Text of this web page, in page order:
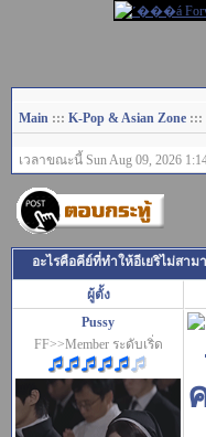
Main ::: K-Pop & Asian Zone :::
เวลาขณะนี้ Sun Aug 09, 2026
อะไรคือคีย์ที่ทำให้อีเยริไม่สา
ผู้ตั้ง
Pussy
FF>>Member ระดับเริ่ด